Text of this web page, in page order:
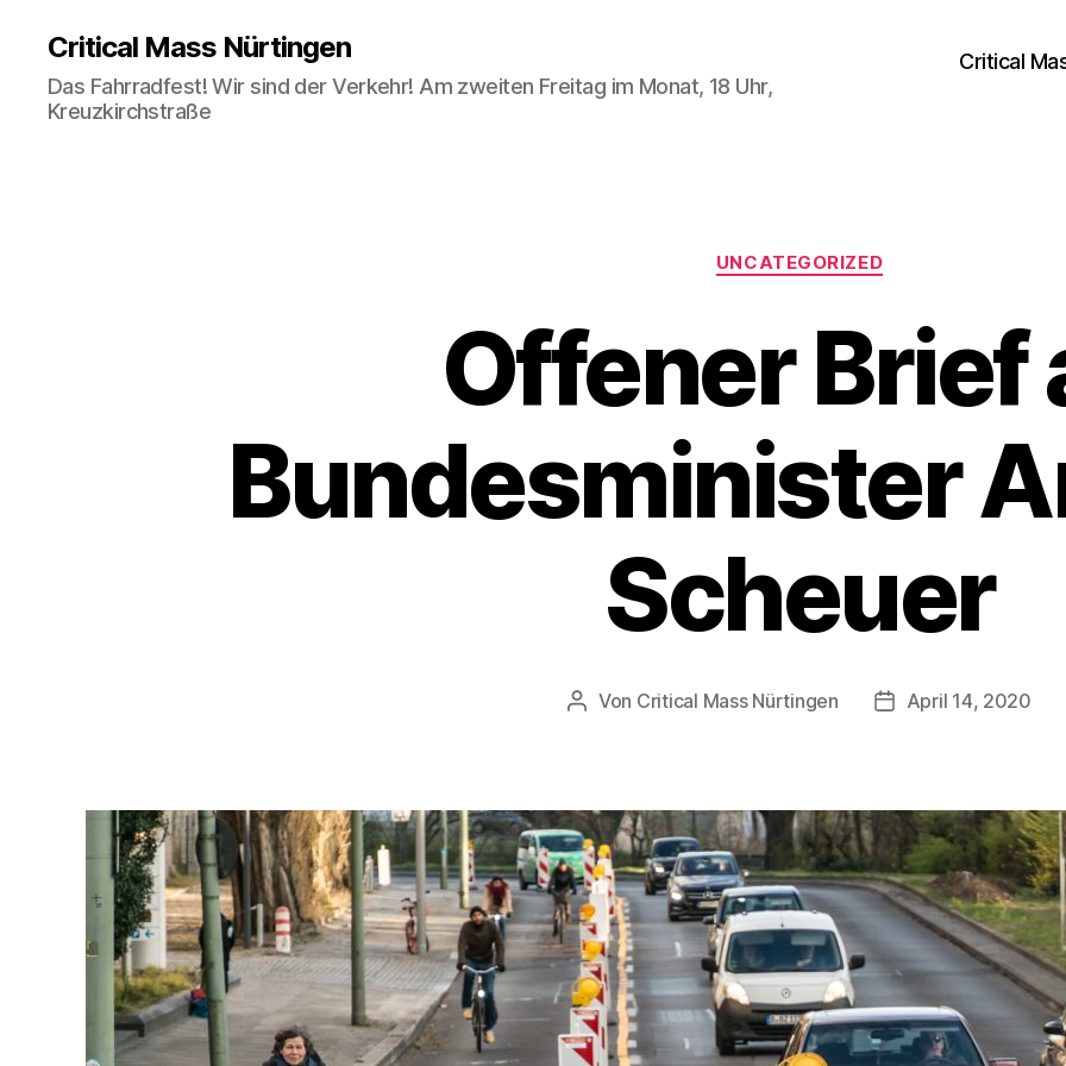
Critical Mass Nürtingen
Das Fahrradfest! Wir sind der Verkehr! Am zweiten Freitag im Monat, 18 Uhr,
Kreuzkirchstraße
Critical
Kategorien
UNCATEGORIZED
Offener Brief
Bundesminister
Scheuer
Beitragsautor
Von Critical Mass Nürtingen April 14, 2020